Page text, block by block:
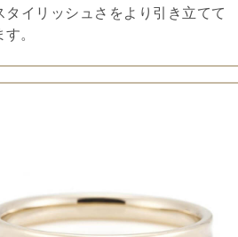
タイリッシュさをより引き立てて
。